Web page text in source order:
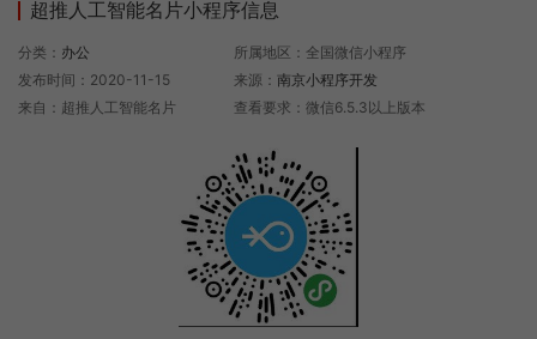
超推人工智能名片小程序信息
分类： 办公
发布时间：2020-11-15
来自：超推人工智能名片
所属地区：全国微信小程序
来源：南京小程序开发
查看要求：微信6.5.3以上版本